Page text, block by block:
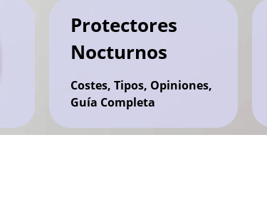
Protectores
Nocturnos
Costes, Tipos, Opiniones,
Guía Completa